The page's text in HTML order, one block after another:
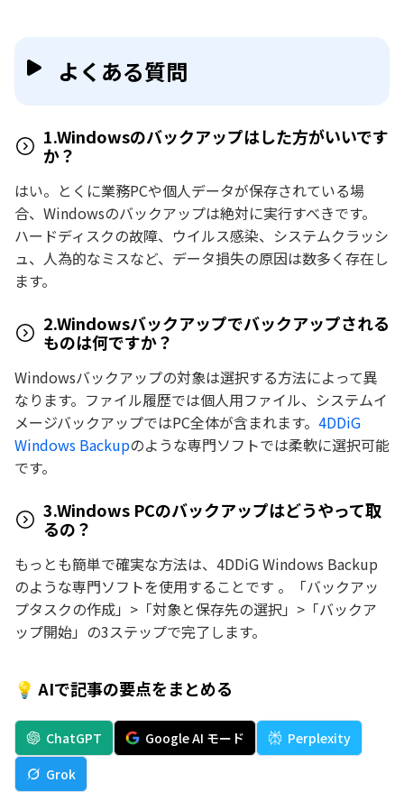
よくある質問
1.Windowsのバックアップはした方がいいです
か？
はい。とくに業務PCや個人データが保存されている場
合、Windowsのバックアップは絶対に実行すべきです。
ハードディスクの故障、ウイルス感染、システムクラッシ
ュ、人為的なミスなど、データ損失の原因は数多く存在し
ます。
2.Windowsバックアップでバックアップされる
ものは何ですか？
Windowsバックアップの対象は選択する方法によって異
なります。ファイル履歴では個人用ファイル、システムイ
メージバックアップではPC全体が含まれます。 4DDiG
Windows Backupのような専門ソフトでは柔軟に選択可能
です。
3.Windows PCのバックアップはどうやって取
るの？
もっとも簡単で確実な方法は、4DDiG Windows Backup
のような専門ソフトを使用することです 。「バックアッ
プタスクの作成」>「対象と保存先の選択」>「バックア
ップ開始」の3ステップで完了します。
💡 AIで記事の要点をまとめる
ChatGPT Google AI モード
Perplexity
Grok